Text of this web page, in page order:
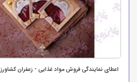
اعطای نمایندگی فروش مواد غذایی - زعفران کشاورز